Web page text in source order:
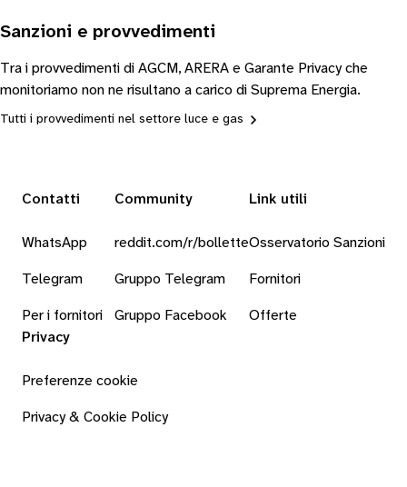
Sanzioni e provvedimenti
Tra i provvedimenti di AGCM, ARERA e Garante Privacy che
monitoriamo non ne risultano a carico di Suprema Energia.
Tutti i provvedimenti nel settore luce e gas
Contatti
WhatsApp
Telegram
Per i fornitori
Community
reddit.com/r/bollette
Gruppo Telegram
Gruppo Facebook
Link utili
Osservatorio Sanzioni
Fornitori
Offerte
Privacy
Preferenze cookie
Privacy & Cookie Policy